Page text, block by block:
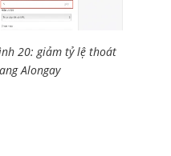
20: giảm tỷ lệ thoát
Alongay